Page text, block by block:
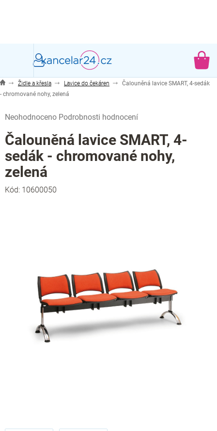
Židle a křesla Lavice do čekáren
Čalouněná lavice SMART, 4-sedák
- chromované nohy, zelená
hodnocení
produktu
je
0,0
z
5
hvězdiček.
Neohodnoceno Podrobnosti hodnocení
Čalouněná lavice SMART, 4-
sedák - chromované nohy,
zelená
Kód: 10600050